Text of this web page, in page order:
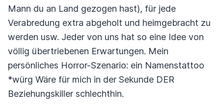
Mann du an Land gezogen hast), für jede
Verabredung extra abgeholt und heimgebracht zu
werden usw. Jeder von uns hat so eine Idee von
völlig übertriebenen Erwartungen. Mein
persönliches Horror-Szenario: ein Namenstattoo
*würg Wäre für mich in der Sekunde DER
Beziehungskiller schlechthin.